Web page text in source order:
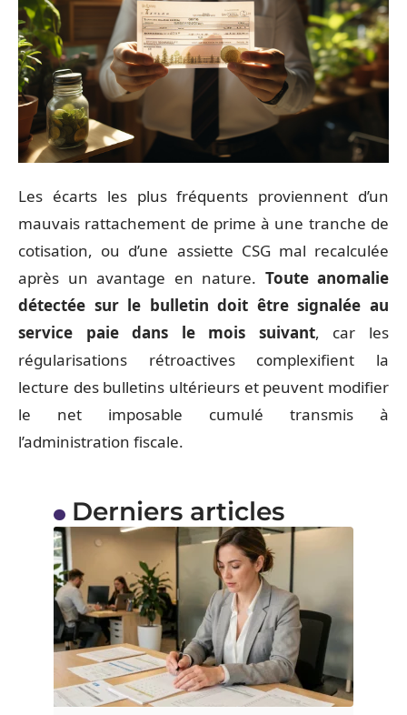
Les écarts les plus fréquents proviennent d’un
mauvais rattachement de prime à une tranche de
cotisation, ou d’une assiette CSG mal recalculée
après un avantage en nature. Toute anomalie
détectée sur le bulletin doit être signalée au
service paie dans le mois suivant, car les
régularisations rétroactives complexifient la
lecture des bulletins ultérieurs et peuvent modifier
le net imposable cumulé transmis à
l’administration fiscale.
Derniers articles